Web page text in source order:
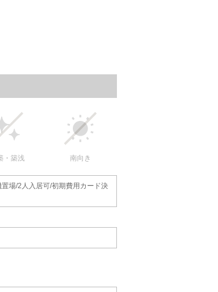
・築浅 南向き
場/2人入居可/初期費用カード決